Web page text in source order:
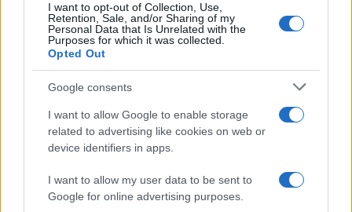
I want to opt-out of Collection, Use,
Retention, Sale, and/or Sharing of my
Personal Data that Is Unrelated with the
Purposes for which it was collected.
Opted Out
Google consents
I want to allow Google to enable storage
related to advertising like cookies on web or
device identifiers in apps.
I want to allow my user data to be sent to
Google for online advertising purposes.
Le ricette di GnamGnam by Elena Amatucci
Le immagini e i testi pubblicati in questo sito sono di
proprietà dell'autrice Elena Amatucci e sono protetti dalla
legge sul diritto d'autore n. 633/1941 e successive modifiche.